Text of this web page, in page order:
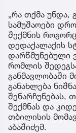
„რა თქმა უნდა,
სამუშაოები
შექმნის
დედაქალაქის
დარწმუნებული
რომლის
განმავლობაში
განახლება
შენარჩუნებას,
შექმნას და
თბილისის
აბაშიძემ.